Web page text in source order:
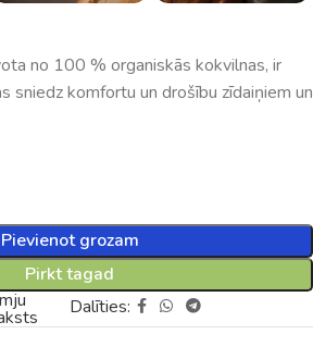
no 100 % organiskās kokvilnas, ir
sniedz komfortu un drošību zīdaiņiem un
Pievienot grozam
Pirkt tagad
Dalīties: